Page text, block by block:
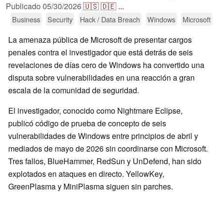
Publicado 05/30/2026🇺🇸🇩🇪 ...
Business Security Hack / Data Breach Windows Microsoft
La amenaza pública de Microsoft de presentar cargos
penales contra el investigador que está detrás de seis
revelaciones de días cero de Windows ha convertido una
disputa sobre vulnerabilidades en una reacción a gran
escala de la comunidad de seguridad.
El investigador, conocido como Nightmare Eclipse,
publicó código de prueba de concepto de seis
vulnerabilidades de Windows entre principios de abril y
mediados de mayo de 2026 sin coordinarse con Microsoft.
Tres fallos, BlueHammer, RedSun y UnDefend, han sido
explotados en ataques en directo. YellowKey,
GreenPlasma y MiniPlasma siguen sin parches.